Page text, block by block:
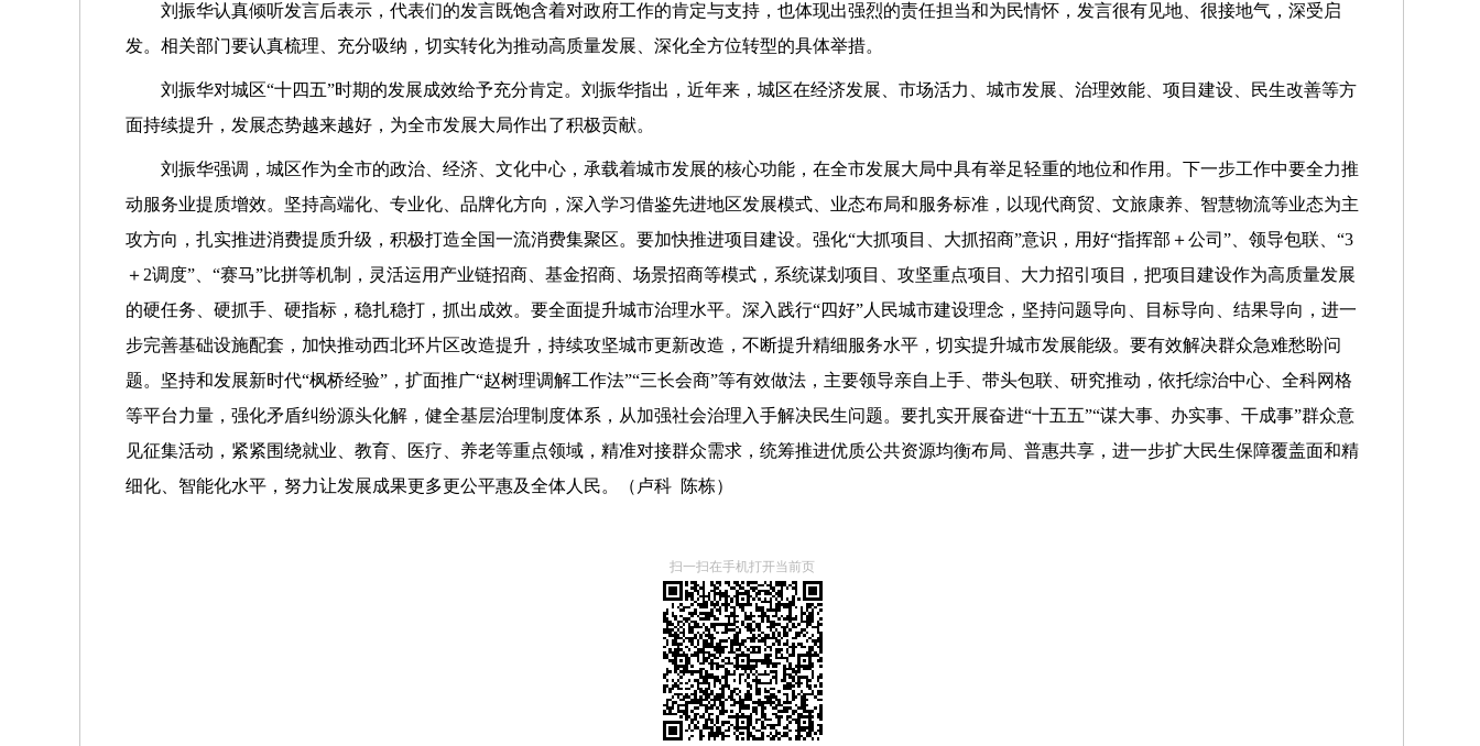
刘振华认真倾听发言后表示，代表们的发言既饱含着对政府工作的肯定与支持，也体现出强烈的责任担当和为民情怀，发言很有见地、很接地气，深受启
发。相关部门要认真梳理、充分吸纳，切实转化为推动高质量发展、深化全方位转型的具体举措。
刘振华对城区“十四五”时期的发展成效给予充分肯定。刘振华指出，近年来，城区在经济发展、市场活力、城市发展、治理效能、项目建设、民生改善等方
面持续提升，发展态势越来越好，为全市发展大局作出了积极贡献。
刘振华强调，城区作为全市的政治、经济、文化中心，承载着城市发展的核心功能，在全市发展大局中具有举足轻重的地位和作用。下一步工作中要全力推
动服务业提质增效。坚持高端化、专业化、品牌化方向，深入学习借鉴先进地区发展模式、业态布局和服务标准，以现代商贸、文旅康养、智慧物流等业态为主
攻方向，扎实推进消费提质升级，积极打造全国一流消费集聚区。要加快推进项目建设。强化“大抓项目、大抓招商”意识，用好“指挥部＋公司”、领导包联、“3
＋2调度”、“赛马”比拼等机制，灵活运用产业链招商、基金招商、场景招商等模式，系统谋划项目、攻坚重点项目、大力招引项目，把项目建设作为高质量发展
的硬任务、硬抓手、硬指标，稳扎稳打，抓出成效。要全面提升城市治理水平。深入践行“四好”人民城市建设理念，坚持问题导向、目标导向、结果导向，进一
步完善基础设施配套，加快推动西北环片区改造提升，持续攻坚城市更新改造，不断提升精细服务水平，切实提升城市发展能级。要有效解决群众急难愁盼问
题。坚持和发展新时代“枫桥经验”，扩面推广“赵树理调解工作法”“三长会商”等有效做法，主要领导亲自上手、带头包联、研究推动，依托综治中心、全科网格
等平台力量，强化矛盾纠纷源头化解，健全基层治理制度体系，从加强社会治理入手解决民生问题。要扎实开展奋进“十五五”“谋大事、办实事、干成事”群众意
见征集活动，紧紧围绕就业、教育、医疗、养老等重点领域，精准对接群众需求，统筹推进优质公共资源均衡布局、普惠共享，进一步扩大民生保障覆盖面和精
细化、智能化水平，努力让发展成果更多更公平惠及全体人民。（卢科 陈栋）
扫一扫在手机打开当前页